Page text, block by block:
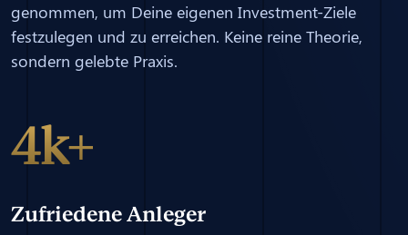
genommen, um Deine eigenen Investment-Ziele
festzulegen und zu erreichen. Keine reine Theorie,
sondern gelebte Praxis.
4k+
Zufriedene Anleger